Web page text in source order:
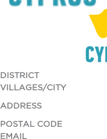
DISTRICT
VILLAGES/CITY
ADDRESS
POSTAL CODE
EMAIL